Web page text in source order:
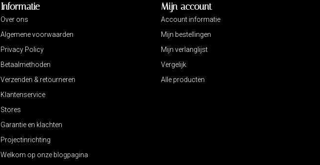
Informatie
Over ons
Algemene voorwaarden
Privacy Policy
Betaalmethoden
Verzenden & retourneren
Klantenservice
Stores
Garantie en klachten
Projectinrichting
Welkom op onze blogpagina
Mijn account
Account informatie
Mijn bestellingen
Mijn verlanglijst
Vergelijk
Alle producten